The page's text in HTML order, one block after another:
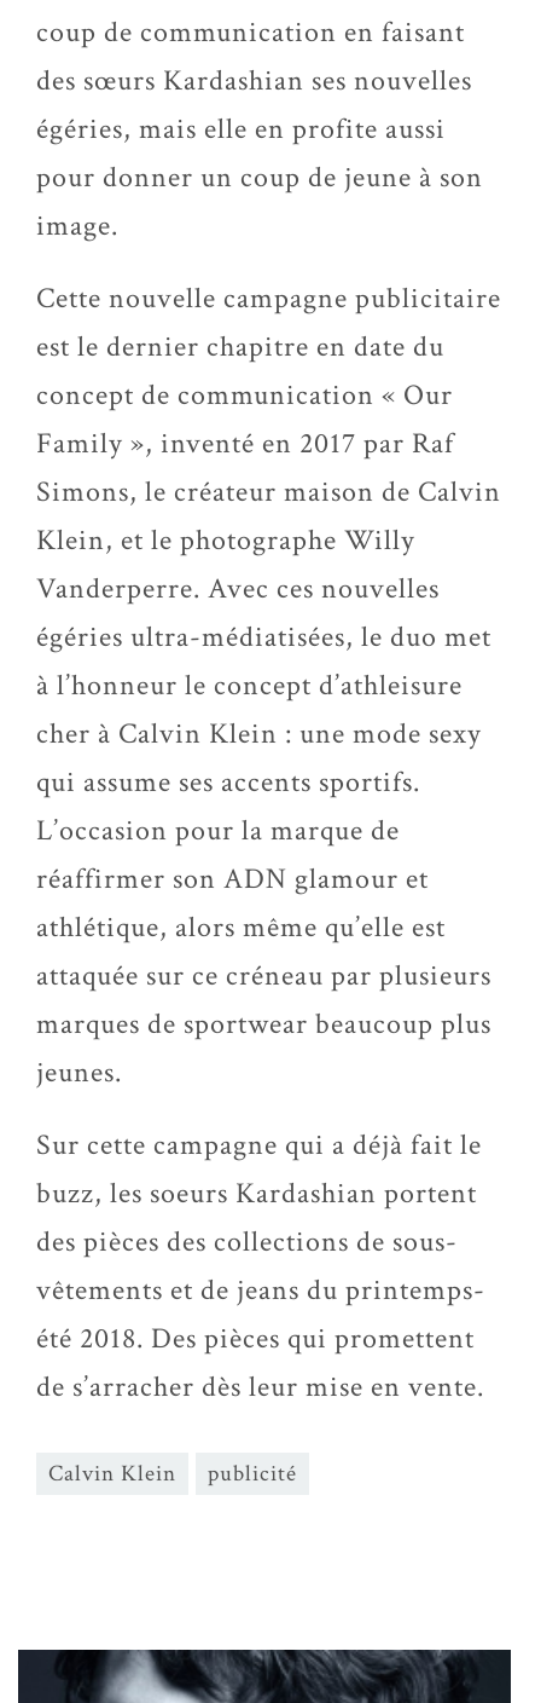
coup de communication en faisant
des sœurs Kardashian ses nouvelles
égéries, mais elle en profite aussi
pour donner un coup de jeune à son
image.
Cette nouvelle campagne publicitaire
est le dernier chapitre en date du
concept de communication « Our
Family », inventé en 2017 par Raf
Simons, le créateur maison de Calvin
Klein, et le photographe Willy
Vanderperre. Avec ces nouvelles
égéries ultra-médiatisées, le duo met
à l’honneur le concept d’athleisure
cher à Calvin Klein : une mode sexy
qui assume ses accents sportifs.
L’occasion pour la marque de
réaffirmer son ADN glamour et
athlétique, alors même qu’elle est
attaquée sur ce créneau par plusieurs
marques de sportwear beaucoup plus
jeunes.
Sur cette campagne qui a déjà fait le
buzz, les soeurs Kardashian portent
des pièces des collections de sous-
vêtements et de jeans du printemps-
été 2018. Des pièces qui promettent
de s’arracher dès leur mise en vente.
Calvin Klein publicité